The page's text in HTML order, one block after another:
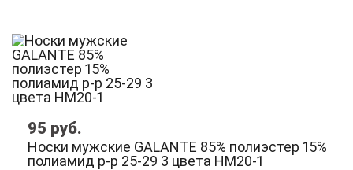
Носки мужские GALANTE 85% полиэстер 15%
полиамид р-р 25-29 3 цвета НМ20-1
95 руб.